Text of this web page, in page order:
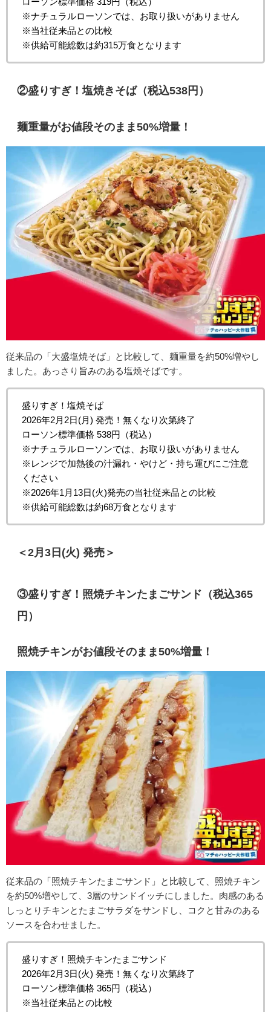
※ナチュラルローソンでは、お取り扱いがありません
※当社従来品との比較
※供給可能総数は約315万食となります
②盛りすぎ！塩焼きそば（税込538円）
麺重量がお値段そのまま50%増量！
従来品の「大盛塩焼そば」と比較して、麺重量を約50%増やし
ました。あっさり旨みのある塩焼そばです。
盛りすぎ！塩焼そば
2026年2月2日(月) 発売！無くなり次第終了
ローソン標準価格 538円（税込）
※ナチュラルローソンでは、お取り扱いがありません
※レンジで加熱後の汁漏れ・やけど・持ち運びにご注意
ください
※2026年1月13日(火)発売の当社従来品との比較
※供給可能総数は約68万食となります
＜2月3日(火) 発売＞
③盛りすぎ！照焼チキンたまごサンド（税込365
円）
照焼チキンがお値段そのまま50%増量！
従来品の「照焼チキンたまごサンド」と比較して、照焼チキン
を約50%増やして、3層のサンドイッチにしました。肉感のある
しっとりチキンとたまごサラダをサンドし、コクと甘みのある
ソースを合わせました。
盛りすぎ！照焼チキンたまごサンド
2026年2月3日(火) 発売！無くなり次第終了
ローソン標準価格 365円（税込）
※当社従来品との比較